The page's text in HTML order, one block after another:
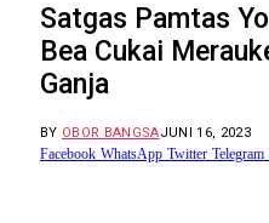
Satgas Pamtas
Bea Cukai
Ganja
BY OBOR BANGSAJUNI 16, 2023
Facebook WhatsApp Twitter Telegram